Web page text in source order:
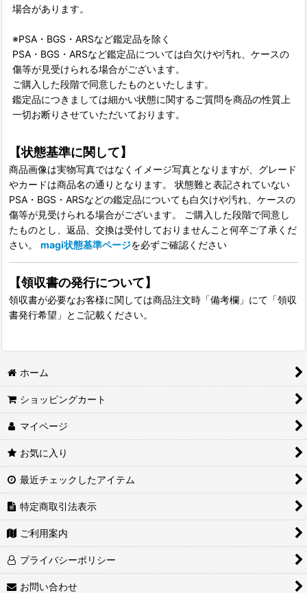
場合があります。
※PSA・BGS・ARSなど鑑定品を除く
PSA・BGS・ARSなど鑑定品については白欠けや汚れ、ケースの
傷等が見受けられる場合がございます。
ご購入した段階で同意したものといたします。
鑑定品につきましては細かい状態に関するご質問を商品の性質上
一切お断りさせていただいております。
【状態基準に関して】
商品画像は実物写真ではなくイメージ写真となりますが、グレード
やカードは商品名の通りとなります。 状態難と表記されていない
PSA・BGS・ARSなどの鑑定品についても白欠けや汚れ、ケースの
傷等が見受けられる場合がございます。 ご購入した段階で同意し
たものとし、返品、交換は受付しておりませんこと何卒ご了承くだ
さい。 magi状態基準ページを必ずご確認ください
【領収書の発行について】
領収書が必要なお客様に関しては商品注文時「備考欄」にて「領収
書発行希望」とご記載ください。
ホーム
ショッピングカート
マイページ
お気に入り
最近チェックしたアイテム
特定商取引法表示
ご利用案内
プライバシーポリシー
お問い合わせ